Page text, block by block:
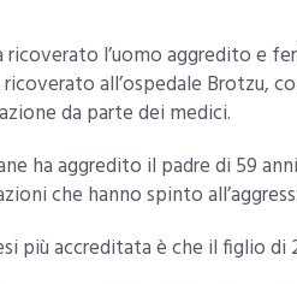
ricoverato l’uomo aggredito e
ricoverato all’ospedale Brotzu,
da parte dei medici.
ha aggredito il padre di 59
che hanno spinto
più accreditata è che il figlio